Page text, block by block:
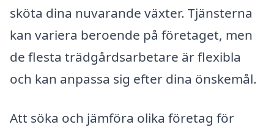
sköta dina nuvarande växter. Tjänsterna
kan variera beroende på företaget, men
de flesta trädgårdsarbetare är flexibla
och kan anpassa sig efter dina önskemål.
Att söka och jämföra olika företag för